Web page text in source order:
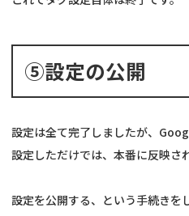
⑤設定の公開
設定は全て完了しましたが、
設定しただけでは、本番に反映さ
設定を公開する、という手続きを